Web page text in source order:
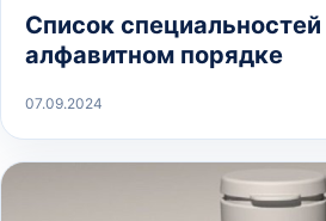
Список
алфавитном порядке
07.09.2024